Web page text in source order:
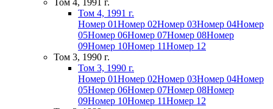
Том 4, 1991 г.
Том 4, 1991 г.
Номер 01Номер 02Номер 03Номер 04Номер
05Номер 06Номер 07Номер 08Номер
09Номер 10Номер 11Номер 12
Том 3, 1990 г.
Том 3, 1990 г.
Номер 01Номер 02Номер 03Номер 04Номер
05Номер 06Номер 07Номер 08Номер
09Номер 10Номер 11Номер 12